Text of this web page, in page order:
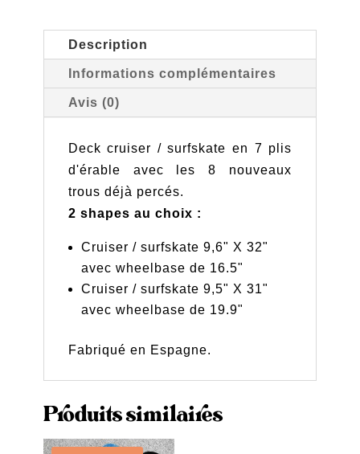
Description
Informations complémentaires
Avis (0)
Deck cruiser / surfskate en 7 plis
d'érable avec les 8 nouveaux
trous déjà percés.
2 shapes au choix :
Cruiser / surfskate 9,6" X 32"
avec wheelbase de 16.5"
Cruiser / surfskate 9,5" X 31"
avec wheelbase de 19.9"
Fabriqué en Espagne.
Produits similaires